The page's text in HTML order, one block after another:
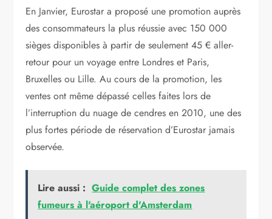
En Janvier, Eurostar a proposé une promotion auprès
des consommateurs la plus réussie avec 150 000
sièges disponibles à partir de seulement 45 € aller-
retour pour un voyage entre Londres et Paris,
Bruxelles ou Lille. Au cours de la promotion, les
ventes ont même dépassé celles faites lors de
l’interruption du nuage de cendres en 2010, une des
plus fortes période de réservation d’Eurostar jamais
observée.
Lire aussi : Guide complet des zones
fumeurs à l'aéroport d'Amsterdam